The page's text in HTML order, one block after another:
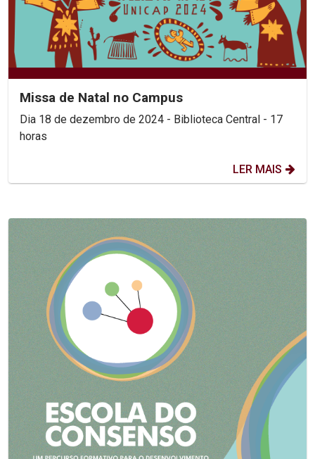
Missa de Natal no Campus
Dia 18 de dezembro de 2024 - Biblioteca Central - 17
horas
LER MAIS